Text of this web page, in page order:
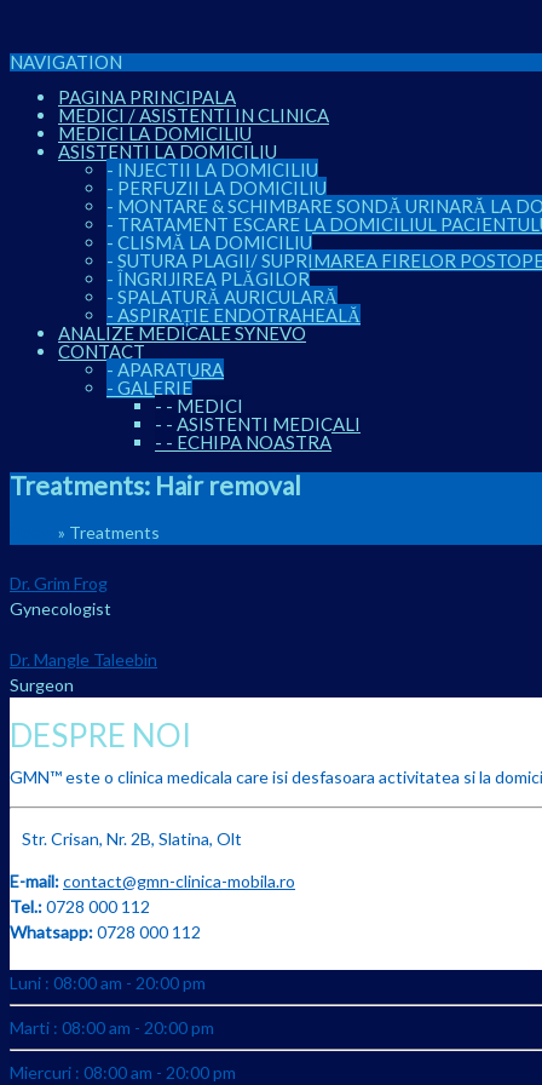
NAVIGATION
PAGINA PRINCIPALA
MEDICI / ASISTENTI IN CLINICA
MEDICI LA DOMICILIU
ASISTENTI LA DOMICILIU
- INJECTII LA DOMICILIU
- PERFUZII LA DOMICILIU
- MONTARE & SCHIMBARE SONDĂ URINARĂ LA
- TRATAMENT ESCARE LA DOMICILIUL
- CLISMĂ LA DOMICILIU
- SUTURA PLAGII/ SUPRIMAREA FIRELOR
- ÎNGRIJIREA PLĂGILOR
- SPALATURĂ AURICULARĂ
- ASPIRAȚIE ENDOTRAHEALĂ
ANALIZE MEDICALE SYNEVO
CONTACT
- APARATURA
- GALERIE
- - MEDICI
- - ASISTENTI MEDICALI
- - ECHIPA NOASTRA
Treatments: Hair removal
» Treatments
Dr. Grim Frog
Gynecologist
Dr. Mangle Taleebin
Surgeon
DESPRE NOI
GMN™ este o clinica medicala care isi desfasoara activitatea si la
Str. Crisan, Nr. 2B, Slatina, Olt
E-mail:contact@gmn-clinica-mobila.ro
Tel.:0728 000 112
Whatsapp:0728 000 112
Luni : 08:00 am - 20:00 pm
Marti : 08:00 am - 20:00 pm
Miercuri : 08:00 am - 20:00 pm